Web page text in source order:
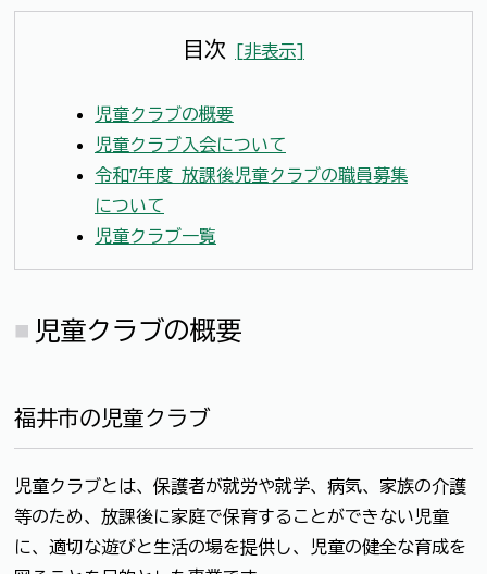
目次 [非表示]
児童クラブの概要
児童クラブ入会について
令和7年度 放課後児童クラブの職員募集
について
児童クラブ一覧
児童クラブの概要
福井市の児童クラブ
児童クラブとは、保護者が就労や就学、病気、家族の介護
等のため、放課後に家庭で保育することができない児童
に、適切な遊びと生活の場を提供し、児童の健全な育成を